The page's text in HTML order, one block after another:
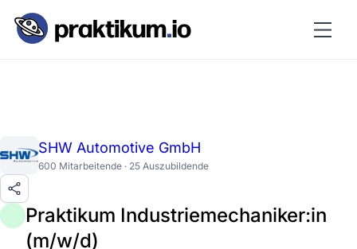
SHW Automotive GmbH
600 Mitarbeitende · 25 Auszubildende
Praktikum Industriemechaniker:in
(m/w/d)